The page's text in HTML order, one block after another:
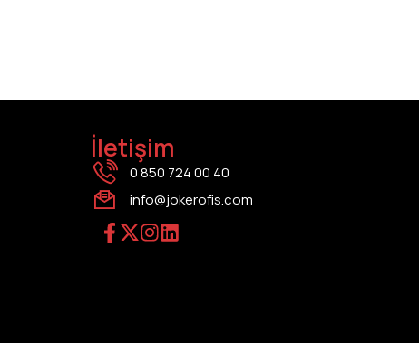
İletişim
0 850 724 00 40
info@jokerofis.com